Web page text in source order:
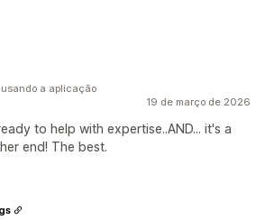
19 de março de 2026
to help with expertise..AND... it's a
end! The best.
a aplicação